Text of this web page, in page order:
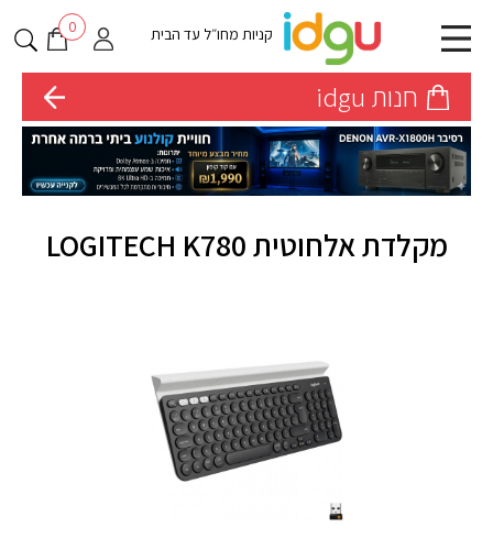
קניות מחו״ל עד הבית 0
חנות idgu
מקלדת אלחוטית LOGITECH K780